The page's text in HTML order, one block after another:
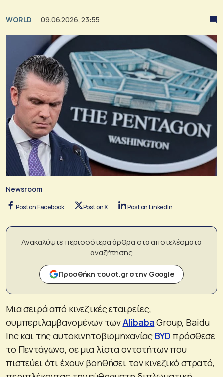
WORLD 09.06.2026, 23:55
Newsroom
Post on Facebook Post on X Post on LinkedIn
Ανακαλύψτε περισσότερα άρθρα στα αποτελέσματα
αναζήτησης
Προσθήκη του ot.gr στην Google
Μια σειρά από κινεζικές εταιρείες,
συμπεριλαμβανομένων τωνAlibabaGroup, Baidu
Inc και της αυτοκινητοβιομηχανίας BYD πρόσθεσε
το Πεντάγωνο, σε μια λίστα οντοτήτων που
πιστεύει ότι έχουν βοηθήσει τον κινεζικό στρατό,